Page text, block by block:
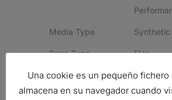
Media Type Synthetic
Price Type FH*
Related products
Una cookie es un pequeño fichero
almacena en su navegador cuando